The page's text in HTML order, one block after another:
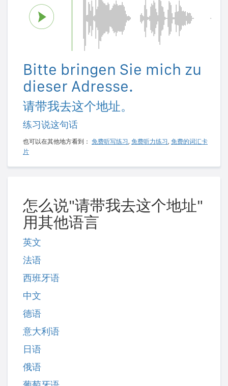
Bitte bringen Sie mich zu
dieser Adresse.
请带我去这个地址。
练习说这句话
也可以在其他地方看到： 免费听写练习 , 免费听力练习 , 免费的词汇卡
片
怎么说"请带我去这个地址"
用其他语言
英文
法语
西班牙语
中文
德语
意大利语
日语
俄语